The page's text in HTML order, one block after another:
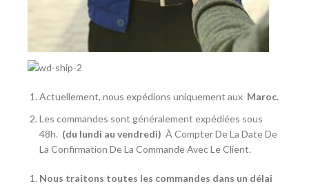
Actuellement, nous expédions uniquement aux Maroc.
Les commandes sont généralement expédiées sous
48h. (du lundi au vendredi) À Compter De La Date De
La Confirmation De La Commande Avec Le Client.
Nous traitons toutes les commandes dans un délai